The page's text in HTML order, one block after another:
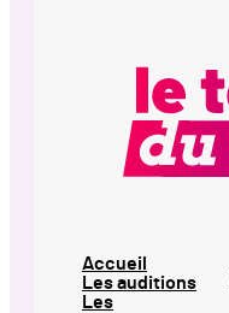
Accueil
Les auditions
Les